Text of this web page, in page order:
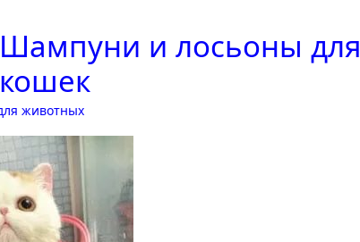
Шампуни и лосьоны для
кошек
животных